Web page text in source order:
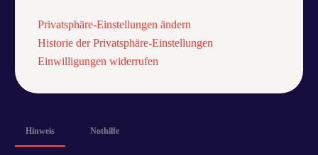
Privatsphäre-Einstellungen ändern
Historie der Privatsphäre-Einstellungen
Einwilligungen widerrufen
Hinweis Nothilfe